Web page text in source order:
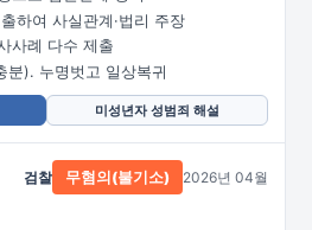
하여 사실관계·법리 주장
사례 다수 제출
분). 누명벗고 일상복귀
미성년자 성범죄 해설
검찰 무혐의(불기소) 2026년 04월